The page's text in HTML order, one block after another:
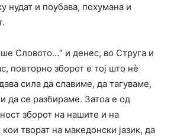
нудат и поубава, похумана и
Словото…“ и денес, во Струга и
повторно зборот е тој што нè
сила да славиме, да тагуваме,
да се разбираме. Затоа е од
зборот на нашите и на
творат на македонски јазик, да